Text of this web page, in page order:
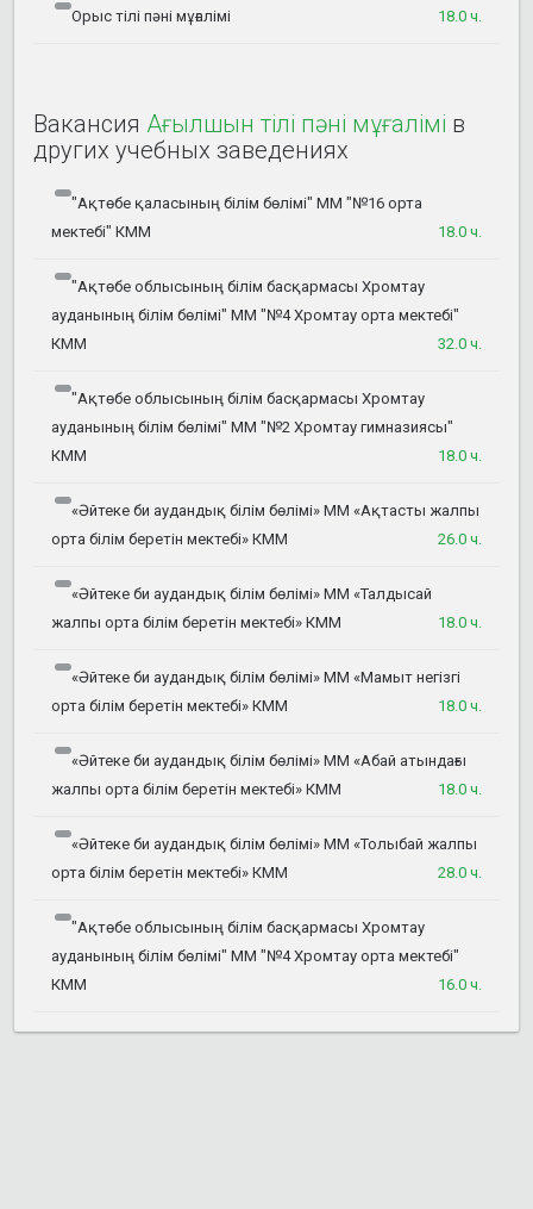
Орыс тілі пәні мұғалімі 18.0 ч.
Вакансия Ағылшын тілі пәні мұғалімі в
других учебных заведениях
"Ақтөбе қаласының білім бөлімі" ММ "№16 орта
мектебі" КММ
18.0 ч.
"Ақтөбе облысының білім басқармасы Хромтау
ауданының білім бөлімі" ММ "№4 Хромтау орта мектебі"
КММ
32.0 ч.
"Ақтөбе облысының білім басқармасы Хромтау
ауданының білім бөлімі" ММ "№2 Хромтау гимназиясы"
КММ
18.0 ч.
«Әйтеке би аудандық білім бөлімі» ММ «Ақтасты жалпы
орта білім беретін мектебі» КММ
26.0 ч.
«Әйтеке би аудандық білім бөлімі» ММ «Талдысай
жалпы орта білім беретін мектебі» КММ
18.0 ч.
«Әйтеке би аудандық білім бөлімі» ММ «Мамыт негізгі
орта білім беретін мектебі» КММ
18.0 ч.
«Әйтеке би аудандық білім бөлімі» ММ «Абай атындағы
жалпы орта білім беретін мектебі» КММ
18.0 ч.
«Әйтеке би аудандық білім бөлімі» ММ «Толыбай жалпы
орта білім беретін мектебі» КММ
28.0 ч.
"Ақтөбе облысының білім басқармасы Хромтау
ауданының білім бөлімі" ММ "№4 Хромтау орта мектебі"
КММ
16.0 ч.